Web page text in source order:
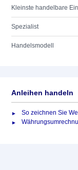
Kleinste handelbare
Spezialist
Handelsmodell
Anleihen handeln
So zeichnen Sie